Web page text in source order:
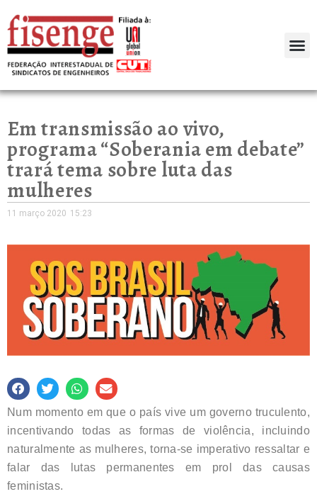
Em transmissão ao vivo,
programa “Soberania em debate”
trará tema sobre luta das
mulheres
11 março 2020 15:23
Num momento em que o país vive um governo truculento,
incentivando todas as formas de violência, incluindo
naturalmente as mulheres, torna-se imperativo ressaltar e
falar das lutas permanentes em prol das causas
feministas.